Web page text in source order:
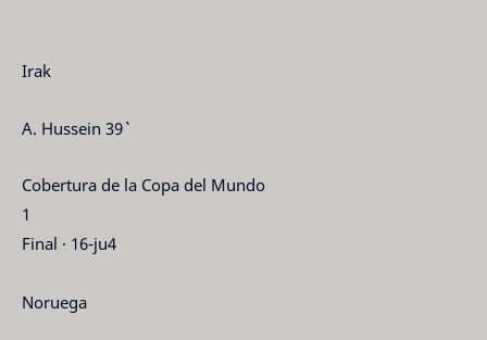
Irak
A. Hussein 39`
Cobertura de la Copa del Mundo
1
Final · 16-ju4
Noruega